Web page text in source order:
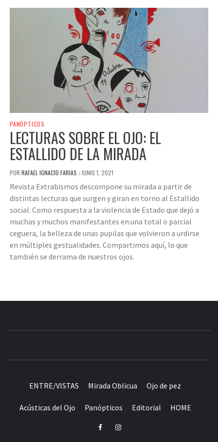
PANÓPTICOS
LECTURAS SOBRE EL OJO: EL
ESTALLIDO DE LA MIRADA
POR RAFAEL IGNACIO FARIAS / JUNIO 1, 2021
Revista Extrabismos descompone su mirada a partir de
distintas lecturas que surgen y giran en torno al Estallido
social. Como respuesta a la violencia de Estado que dejó a
muchas y muchos manifestantes en una total o parcial
ceguera, la belleza de unas pupilas que volvieron a urdirse
en múltiples gestualidades. Compartimos aquí, lo que
también se derrama de nuestros ojos.
REVISTA
EXTRABISMOS
ENTRE/VISTAS Mirada Oblicua Ojo de pez
Acústicas del Ojo Panópticos Editorial HOME
FacebookIntagram